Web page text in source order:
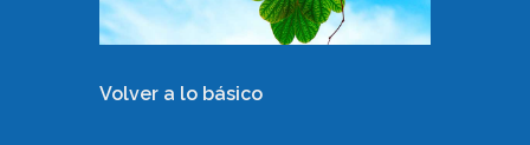
Volver a lo básico